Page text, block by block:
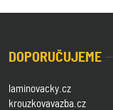
DOPORUČUJEME
laminovacky.cz
krouzkovavazba.cz